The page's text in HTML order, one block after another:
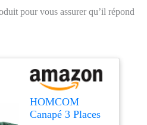
pour vous assurer qu’il répond
HOMCOM
Canapé 3 Places